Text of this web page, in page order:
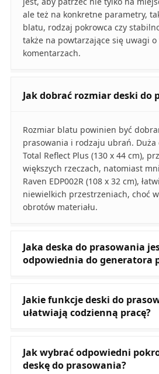
ale też na konkretne parametry,
blatu, rodzaj pokrowca czy
także na powtarzające się uwagi
komentarzach.
Jak dobrać rozmiar deski do
Rozmiar blatu powinien być
prasowania i rodzaju ubrań. Duża
Total Reflect Plus (130 x 44 cm),
większych rzeczach, natomiast
Raven EDP002R (108 x 32 cm),
niewielkich przestrzeniach, choć
obrotów materiału.
Jaka deska do prasowania
odpowiednia do generatora
Jakie funkcje deski do
ułatwiają codzienną pracę?
Jak wybrać odpowiedni
deskę do prasowania?